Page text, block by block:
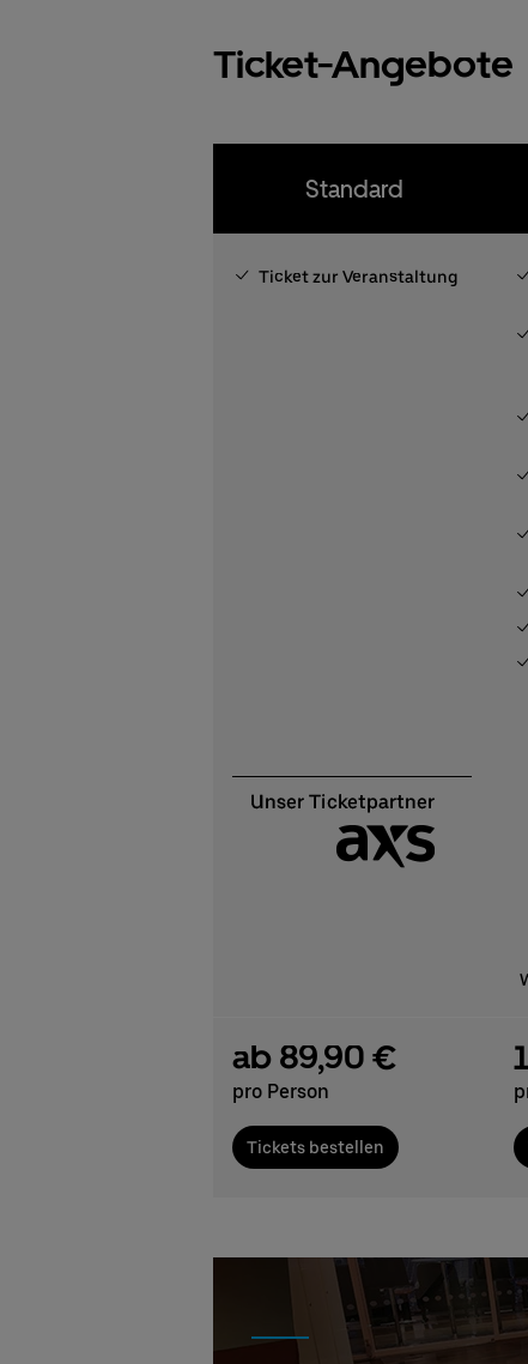
Ticket-Angebote
Standard
Ticket zur Veranstaltung
ab 89,90 €
pro Person
Tickets bestellen